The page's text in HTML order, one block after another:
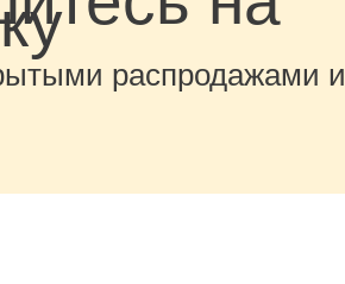
распродажами и